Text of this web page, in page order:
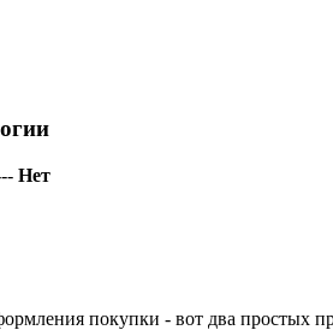
Нет
покупки - вот два простых